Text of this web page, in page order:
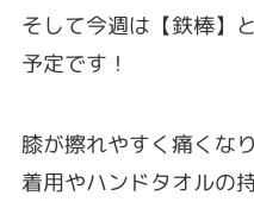
そして今週は【鉄棒】
予定です！
膝が擦れやすく痛くな
着用やハンドタオルの